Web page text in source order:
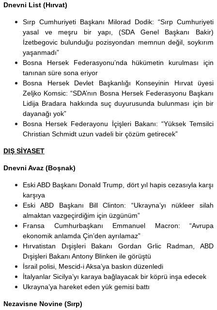
Dnevni List (Hırvat)
Sırp Cumhuriyeti Başkanı Milorad Dodik: “Sırp Cumhuriyeti
yasal ve meşru bir yapı, (SDA Genel Başkanı Bakir)
İzetbegovic bulunduğu pozisyondan memnun değil, soykırım
yaşanmadı”
Bosna Hersek Federasyonu’nda hükümetin kurulması için
tanınan süre sona eriyor
Bosna Hersek Devlet Başkanlığı Konseyinin Hırvat üyesi
Zeljko Komsic: “SDA’nın Bosna Hersek Federasyonu Başkanı
Lidija Bradara hakkında suç duyurusunda bulunması için bir
dayanağı yok”
Bosna Hersek Federayonu İçişleri Bakanı: “Yüksek Temsilci
Christian Schmidt uzun vadeli bir çözüm getirecek”
DIŞ SİYASET
Dnevni Avaz (Boşnak)
Eski ABD Başkanı Donald Trump, dört yıl hapis cezasıyla karşı
karşıya
Eski ABD Başkanı Bill Clinton: “Ukrayna’yı nükleer silah
almaktan vazgeçirdiğim için üzgünüm”
Fransa Cumhurbaşkanı Emmanuel Macron: “Avrupa
ekonomik anlamda Çin’den ayrılamaz”
Hırvatistan Dışişleri Bakanı Gordan Grlic Radman, ABD
Dışişleri Bakanı Antony Blinken ile görüştü
İsrail polisi, Mescid-i Aksa’ya baskın düzenledi
İtalyanlar Sicilya’yı karaya bağlayacak bir köprü inşa edecek
Ukrayna’ya hareket eden yük gemisi battı
Nezavisne Novine (Sırp)